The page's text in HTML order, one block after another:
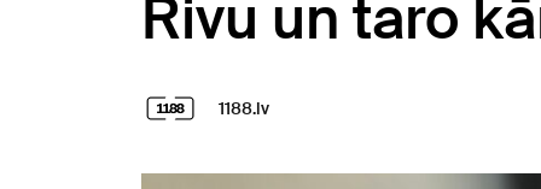
Rivu un taro
1188.lv